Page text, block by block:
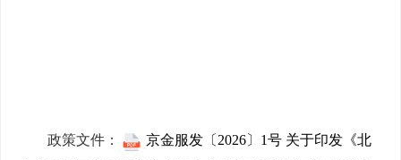
政策文件：
京金服发〔2026〕1号 关于印发《北